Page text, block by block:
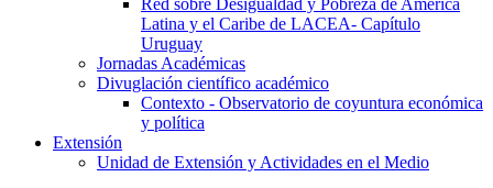
Latina y el Caribe de LACEA- Capítulo
Uruguay
Jornadas Académicas
Divuglación científico académico
Contexto - Observatorio de coyuntura económica
y política
Extensión
Unidad de Extensión y Actividades en el Medio